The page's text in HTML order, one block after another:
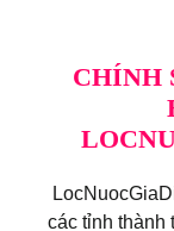
CHÍNH
các tỉnh thành